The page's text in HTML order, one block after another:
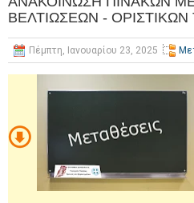
ΒΕΛΤΙΩΣΕΩΝ -
Πέμπτη, Ιανουαρίου 23, 2025